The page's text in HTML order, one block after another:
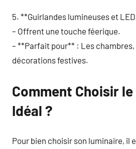
5. **Guirlandes lumineuses et
– Offrent une touche féerique.
– **Parfait pour** : Les
décorations festives.
Comment Choisir
Idéal ?
Pour bien choisir son luminaire, il